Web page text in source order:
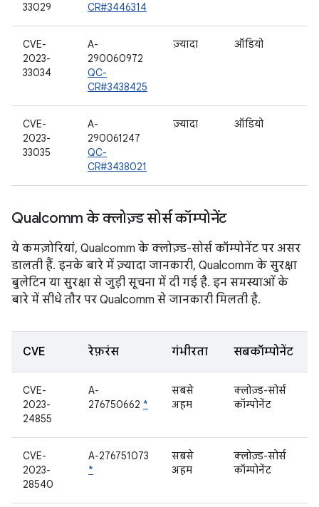
33029
CR#3446314
CVE-
2023-
33034
A-
290060972
QC-
CR#3438425
ज़्यादा ऑडियो
CVE-
2023-
33035
A-
290061247
QC-
CR#3438021
ज़्यादा ऑडियो
Qualcomm के क्लोज़्ड सोर्स कॉम्पोनेंट
ये कमज़ोरियां, Qualcomm के क्लोज़्ड-सोर्स कॉम्पोनेंट पर असर
डालती हैं. इनके बारे में ज़्यादा जानकारी, Qualcomm के सुरक्षा
बुलेटिन या सुरक्षा से जुड़ी सूचना में दी गई है. इन समस्याओं के
बारे में सीधे तौर पर Qualcomm से जानकारी मिलती है.
CVE रेफ़रंस गंभीरता सबकॉम्पोनेंट
CVE-
2023-
24855
A-
276750662 *
सबसे
अहम
क्लोज़्ड-सोर्स
कॉम्पोनेंट
CVE-
2023-
28540
A-276751073
*
सबसे
अहम
क्लोज़्ड-सोर्स
कॉम्पोनेंट